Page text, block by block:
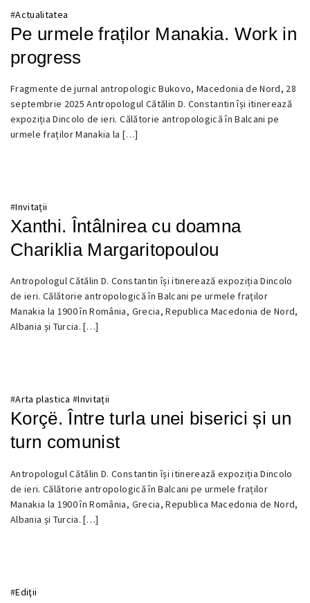
#Actualitatea
Pe urmele fraților Manakia. Work in
progress
22
NOIEMBRIE
2025
Fragmente de jurnal antropologic Bukovo, Macedonia de Nord, 28
septembrie 2025 Antropologul Cătălin D. Constantin își itinerează
expoziția Dincolo de ieri. Călătorie antropologică în Balcani pe
urmele fraților Manakia la […]
#Invitații
Xanthi. Întâlnirea cu doamna
Chariklia Margaritopoulou
18
NOIEMBRIE
2025
Antropologul Cătălin D. Constantin își itinerează expoziția Dincolo
de ieri. Călătorie antropologică în Balcani pe urmele fraților
Manakia la 1900 în România, Grecia, Republica Macedonia de Nord,
Albania și Turcia. […]
#Arta plastica #Invitații
Korçë. Între turla unei biserici și un
turn comunist
16
NOIEMBRIE
2025
Antropologul Cătălin D. Constantin își itinerează expoziția Dincolo
de ieri. Călătorie antropologică în Balcani pe urmele fraților
Manakia la 1900 în România, Grecia, Republica Macedonia de Nord,
Albania și Turcia. […]
#Ediţii